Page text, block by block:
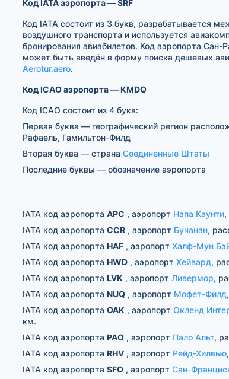
Код IATA аэропорта — SRF
Код IATA состоит из 3 букв, разрабатывается
воздушного транспорта и используется
бронирования авиабилетов. Код аэропорта Сан-
может быть введён в форму поиска дешевых
Aerotur.aero.
Код ICAO аэропорта — KMDQ
Код ICAO состоит из 4 букв:
Первая буква — географический регион
Рафаель, Гамильтон-Филд
Вторая буква — страна Соединенные Штаты
Последние буквы — обозначение аэропорта
IATA код аэропорта APC , аэропорт Напа Каунти,
IATA код аэропорта CCR, аэропорт Бучанан,
IATA код аэропорта HAF, аэропорт Халф-Мун
IATA код аэропорта HWD, аэропорт Хейвард,
IATA код аэропорта LVK , аэропорт Ливермор,
IATA код аэропорта NUQ, аэропорт Мофет-Филд
IATA код аэропорта OAK , аэропорт Окленд
км.
IATA код аэропорта PAO, аэропорт Пало Альт,
IATA код аэропорта RHV, аэропорт Рейд-Хилвью
IATA код аэропорта SFO, аэропорт Сан-